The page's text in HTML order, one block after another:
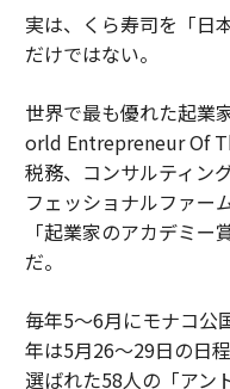
実は、くら寿司を「日
だけではない。
世界で最も優れた起業
orld Entrepreneur Of
税務、コンサルティン
フェッショナルファー
「起業家のアカデミ
だ。
毎年5〜6月にモナコ公
年は5月26〜29日の日
選ばれた58人の「アン